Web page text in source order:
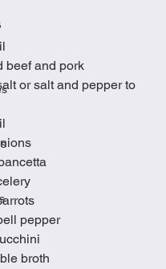
beef and pork
or salt and pepper to
pepper
broth